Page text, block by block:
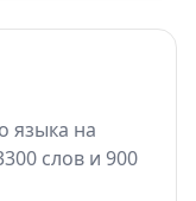
языка на
слов и 900